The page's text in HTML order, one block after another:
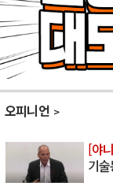
오피니언
[야
기